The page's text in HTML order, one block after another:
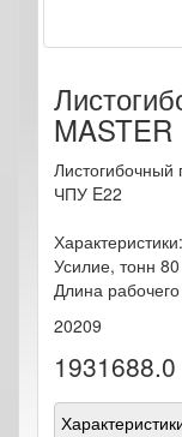
Листогибочный
ЧПУ E22
Характеристики:
Усилие, тонн 80
Длина
20209